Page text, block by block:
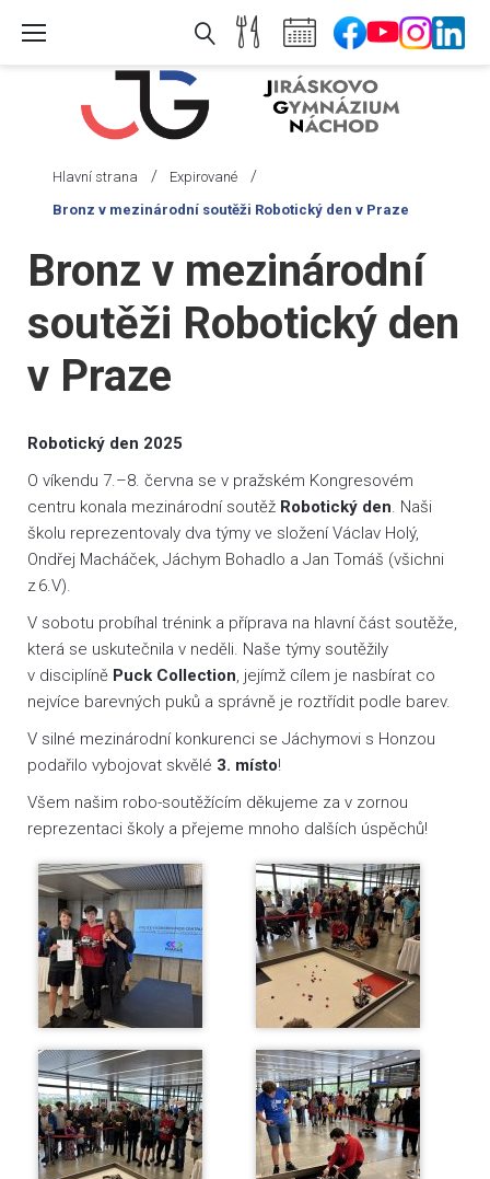
Hlavní strana / Expirované /
Bronz v mezinárodní soutěži Robotický den v Praze
Bronz v mezinárodní
soutěži Robotický den
v Praze
Robotický den 2025
O víkendu 7.–8. června se v pražském Kongresovém
centru konala mezinárodní soutěž Robotický den. Naši
školu reprezentovaly dva týmy ve složení Václav Holý,
Ondřej Macháček, Jáchym Bohadlo a Jan Tomáš (všichni
z 6.V).
V sobotu probíhal trénink a příprava na hlavní část soutěže,
která se uskutečnila v neděli. Naše týmy soutěžily
v disciplíně Puck Collection, jejímž cílem je nasbírat co
nejvíce barevných puků a správně je roztřídit podle barev.
V silné mezinárodní konkurenci se Jáchymovi s Honzou
podařilo vybojovat skvělé 3. místo!
Všem našim robo-soutěžícím děkujeme za v zornou
reprezentaci školy a přejeme mnoho dalších úspěchů!